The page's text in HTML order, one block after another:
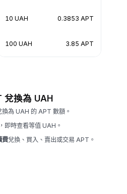
10 UAH 0.3853 APT
100 UAH 3.85 APT
兌換為 UAH
為 UAH 的 APT 數額。
即時查看等值 UAH。
費兌換、買入、賣出或交易 APT。